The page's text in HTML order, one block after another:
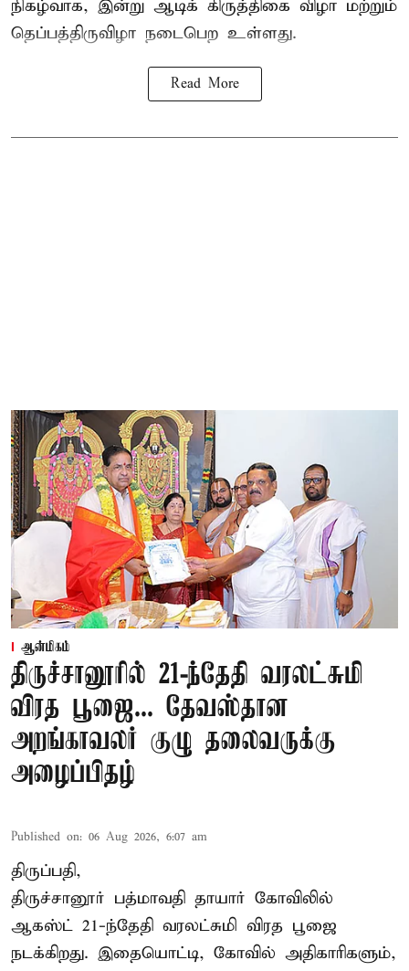
நிகழ்வாக, இன்று ஆடிக் கிருத்திகை விழா மற்றும்
தெப்பத்திருவிழா நடைபெற உள்ளது.
Read More
ஆன்மிகம்
திருச்சானூரில் 21-ந்தேதி வரலட்சுமி
விரத பூஜை... தேவஸ்தான
அறங்காவலர் குழு தலைவருக்கு
அழைப்பிதழ்
Published on: 06 Aug 2026, 6:07 am
திருப்பதி,
திருச்சானூர் பத்மாவதி தாயார் கோவிலில்
ஆகஸ்ட் 21-ந்தேதி வரலட்சுமி விரத பூஜை
நடக்கிறது. இதையொட்டி, கோவில் அதிகாரிகளும்,